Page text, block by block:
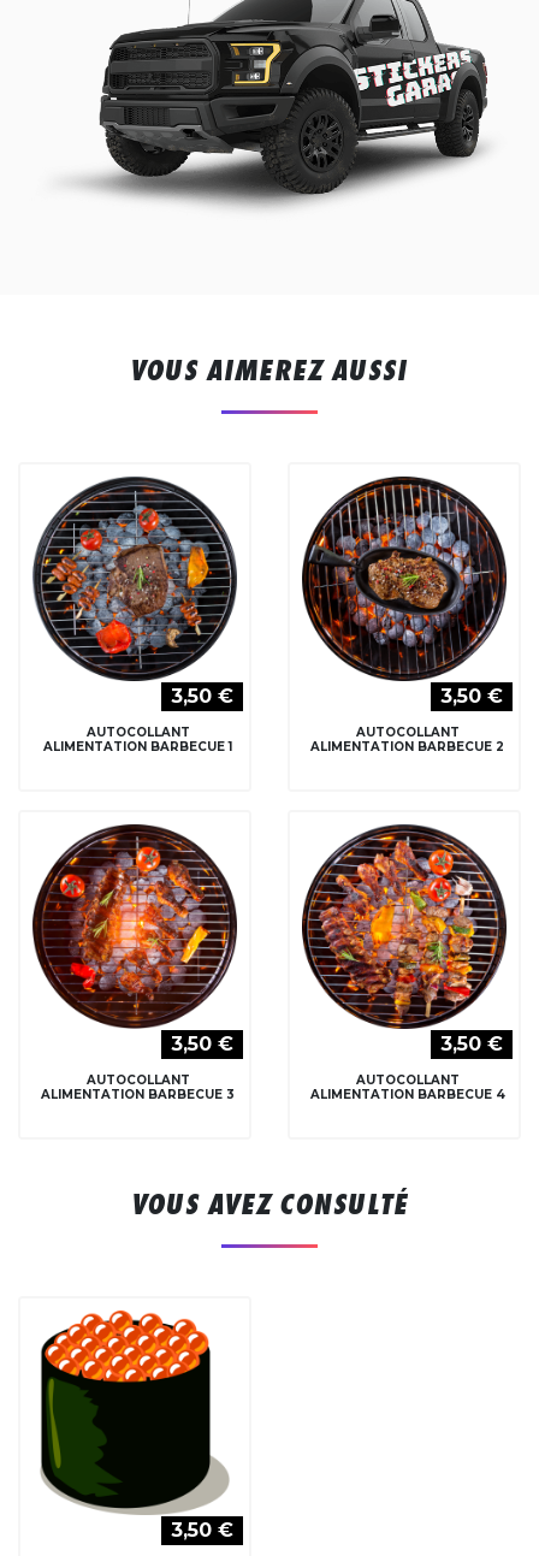
VOUS AIMEREZ AUSSI
3,50 €
AUTOCOLLANT
ALIMENTATION BARBECUE 1
3,50 €
AUTOCOLLANT
ALIMENTATION BARBECUE 2
3,50 €
AUTOCOLLANT
ALIMENTATION BARBECUE 3
3,50 €
AUTOCOLLANT
ALIMENTATION BARBECUE 4
VOUS AVEZ CONSULTÉ
3,50 €